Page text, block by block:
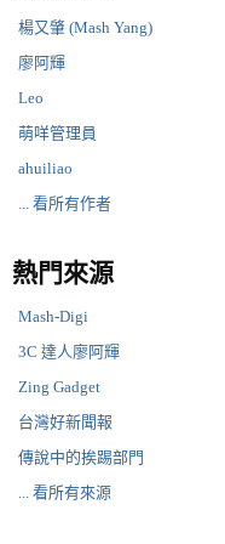
楊又肇 (Mash Yang)
廖阿輝
Leo
萌咩管理員
ahuiliao
... 看所有作者
熱門來源
Mash-Digi
3C 達人廖阿輝
Zing Gadget
台灣好新聞報
傳說中的挨踢部門
... 看所有來源